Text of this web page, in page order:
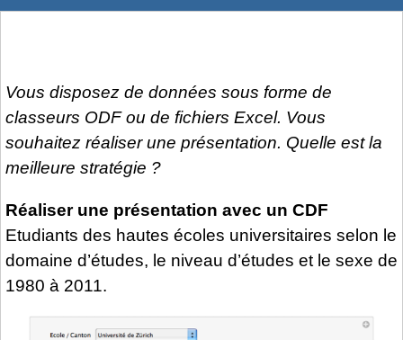
Vous disposez de données sous forme de
classeurs ODF ou de fichiers Excel. Vous
souhaitez réaliser une présentation. Quelle est la
meilleure stratégie ?
Réaliser une présentation avec un CDF
Etudiants des hautes écoles universitaires selon le
domaine d’études, le niveau d’études et le sexe de
1980 à 2011.